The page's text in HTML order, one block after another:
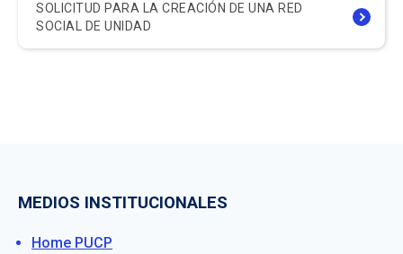
SOLICITUD PARA LA CREACIÓN DE UNA RED
SOCIAL DE UNIDAD
MEDIOS INSTITUCIONALES
Home PUCP